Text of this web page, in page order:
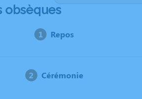
obsèques
Repos
Cérémonie